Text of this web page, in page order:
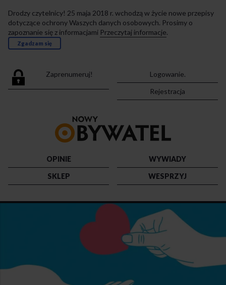
Drodzy czytelnicy! 25 maja 2018 r. wchodzą w życie nowe przepisy
dotyczące ochrony Waszych danych osobowych. Prosimy o
zapoznanie się z informacjami Przeczytaj informacje.
Zgadzam się
Zaprenumeruj!
Logowanie.
Rejestracja
strony
OPINIE
WYWIADY
SKLEP
WESPRZYJ